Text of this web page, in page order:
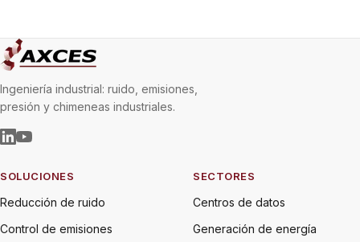
Ingeniería industrial: ruido, emisiones,
presión y chimeneas industriales.
SOLUCIONES
Reducción de ruido
Control de emisiones
SECTORES
Centros de datos
Generación de energía